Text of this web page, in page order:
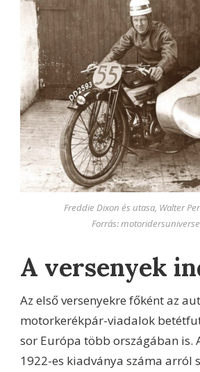
Freddie Dixon és utasa, Walter
Forrás:
A versenyek
Az első versenyekre főként az
motorkerékpár-viadalok
sor Európa több országában is.
1922-es kiadványa száma arról